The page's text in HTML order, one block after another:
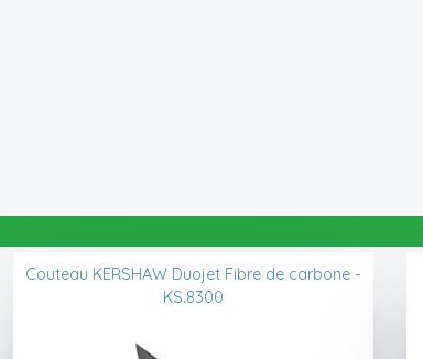
Couteau KERSHAW Duojet Fibre de carbone -
KS.8300